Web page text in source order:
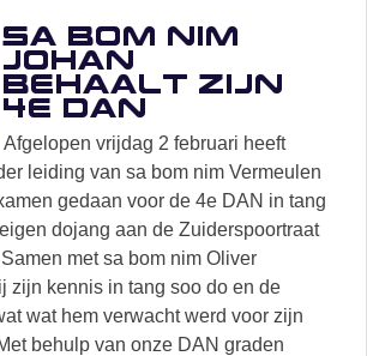
Sa bom nim
Johan
behaalt zijn
4e DAN
Afgelopen vrijdag 2 februari heeft
leiding van sa bom nim Vermeulen
gedaan voor de 4e DAN in tang
dojang aan de Zuiderspoortraat
met sa bom nim Oliver
zijn kennis in tang soo do en de
wat hem verwacht werd voor zijn
behulp van onze DAN graden